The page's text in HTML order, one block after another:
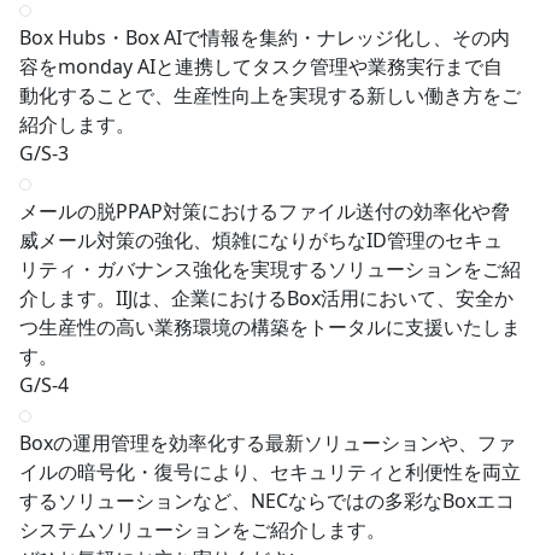
Box Hubs・Box AIで情報を集約・ナレッジ化し、その内
容をmonday AIと連携してタスク管理や業務実行まで自
動化することで、生産性向上を実現する新しい働き方をご
紹介します。
G/S-3
メールの脱PPAP対策におけるファイル送付の効率化や脅
威メール対策の強化、煩雑になりがちなID管理のセキュ
リティ・ガバナンス強化を実現するソリューションをご紹
介します。IIJは、企業におけるBox活用において、安全か
つ生産性の高い業務環境の構築をトータルに支援いたしま
す。
G/S-4
Boxの運用管理を効率化する最新ソリューションや、ファ
イルの暗号化・復号により、セキュリティと利便性を両立
するソリューションなど、NECならではの多彩なBoxエコ
システムソリューションをご紹介します。